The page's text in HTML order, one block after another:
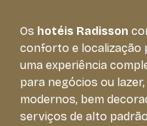
Os hotéis Radisson
conforto e localização
uma experiência
para negócios ou
modernos, bem
serviços de alto